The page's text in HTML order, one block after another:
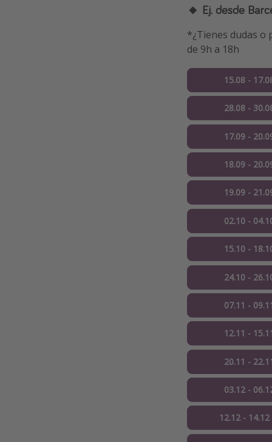
🔸 Ej. desde
*¿Tienes dudas o
de 9h a 18h
15.08 -
28.08 -
17.09 -
18.09 -
19.09 -
02.10 -
15.10 -
24.10 -
07.11 -
12.11 -
20.11 -
03.12 -
12.12 -